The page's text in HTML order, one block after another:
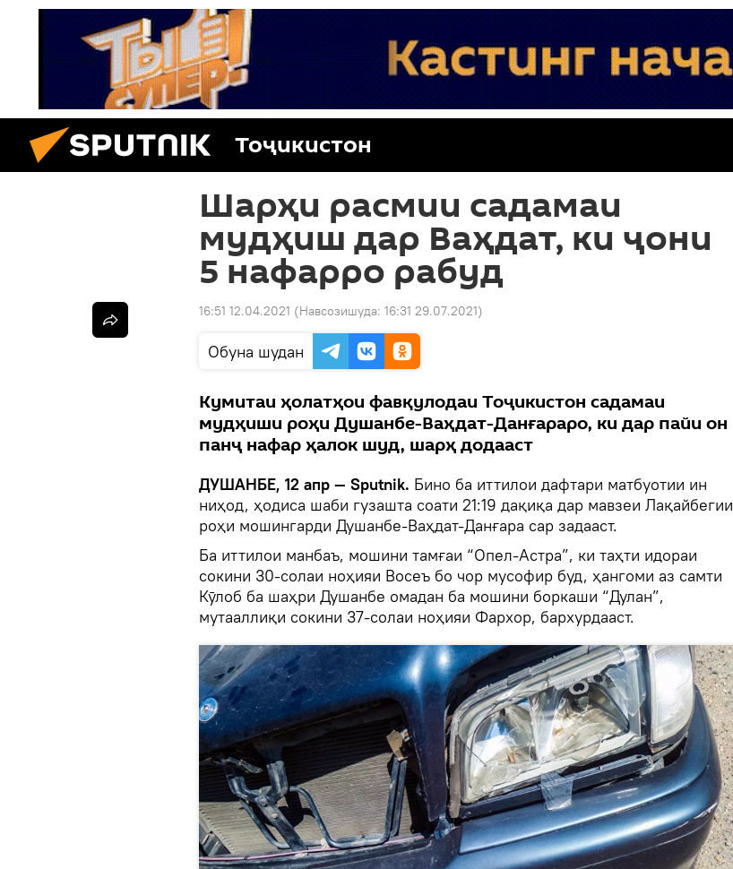
Тоҷикистон
Шарҳи расмии садамаи
мудҳиш дар Ваҳдат, ки ҷони
5 нафарро рабуд
16:51 12.04.2021 (Навсозишуда: 16:31 29.07.2021)
Обуна шудан
Кумитаи ҳолатҳои фавқулодаи Тоҷикистон садамаи
мудҳиши роҳи Душанбе-Ваҳдат-Данғараро, ки дар пайи он
панҷ нафар ҳалок шуд, шарҳ додааст
ДУШАНБЕ, 12 апр — Sputnik. Бино ба иттилои дафтари матбуотии ин
ниҳод, ҳодиса шаби гузашта соати 21:19 дақиқа дар мавзеи Лақайбегии
роҳи мошингарди Душанбе-Ваҳдат-Данғара сар задааст.
Ба иттилои манбаъ, мошини тамғаи “Опел-Астра”, ки таҳти идораи
сокини 30-солаи ноҳияи Восеъ бо чор мусофир буд, ҳангоми аз самти
Кӯлоб ба шаҳри Душанбе омадан ба мошини боркаши “Дулан”,
мутааллиқи сокини 37-солаи ноҳияи Фархор, бархурдааст.